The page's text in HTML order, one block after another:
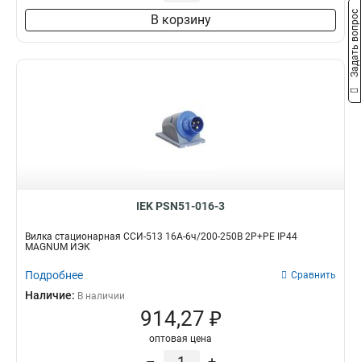
214
223 1
135
134
114 1
133 1
035
034
025
В корзину
IEK PSN51-016-3
Вилка стационарная ССИ-513 16А-6ч/200-250В 2Р+РЕ IP44
MAGNUM ИЭК
Подробнее Сравнить
Наличие: В наличии
914,27 ₽
оптовая цена
Задать вопрос